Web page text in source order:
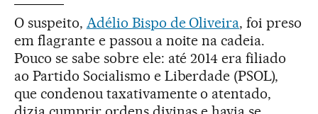
O suspeito, Adélio Bispo de Oliveira, foi preso
em flagrante e passou a noite na cadeia.
Pouco se sabe sobre ele: até 2014 era filiado
ao Partido Socialismo e Liberdade (PSOL),
que condenou taxativamente o atentado,